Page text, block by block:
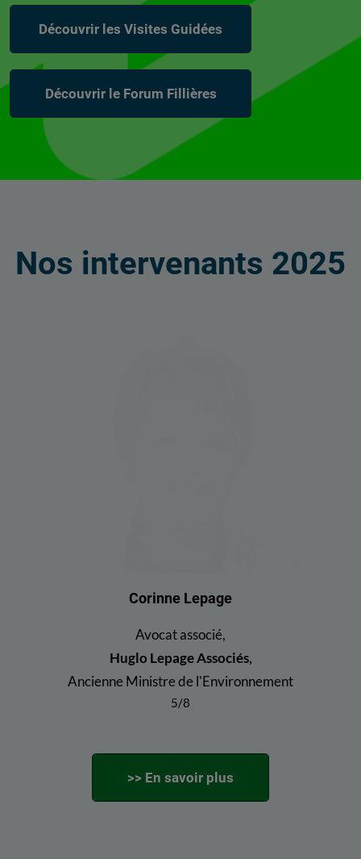
Découvrir les Visites Guidées
Découvrir le Forum Fillières
Nos intervenants 2025
Corinne Lepage
Avocat associé,
Huglo Lepage Associés,
Ancienne Ministre de l'Environnement
5/8
>> En savoir plus